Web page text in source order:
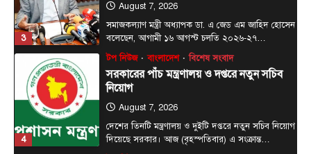
3
August 7, 2026
সমাজকল্যাণ মন্ত্রী অধ্যাপক ডা. এ জেড এম জাহিদ হোসেন
বলেছেন, আগামী ১৬ আগস্ট চলতি ২০২৬-২৭…
4
টপ নিউজ বাংলাদেশ বিশেষ সংবাদ
সরকারের পাঁচ মন্ত্রণালয় ও দপ্তরে নতুন সচিব
নিয়োগ
August 7, 2026
দেশের তিনটি মন্ত্রণালয় ও দুইটি দপ্তরে নতুন সচিব নিয়োগ
দিয়েছে সরকার। আজ (বৃহস্পতিবার) এ সংক্রান্ত…